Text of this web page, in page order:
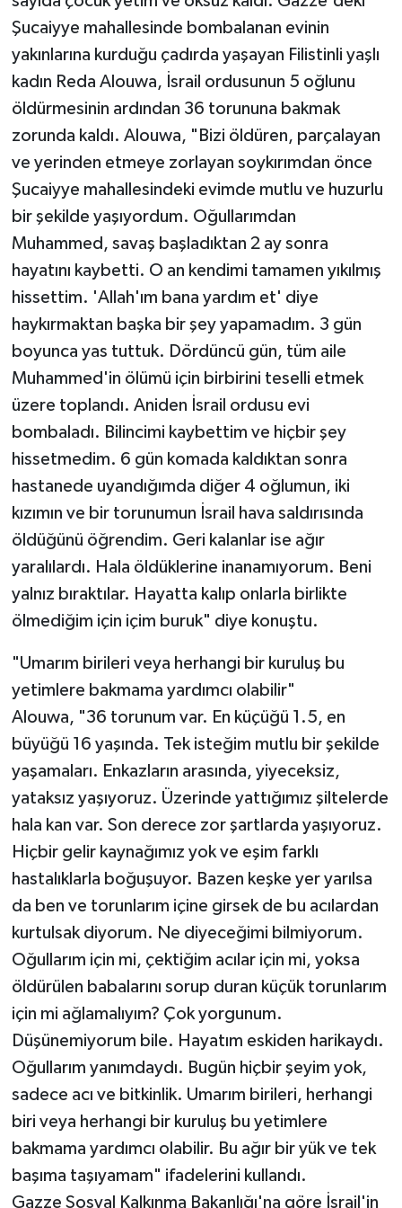
Şucaiyye mahallesinde bombalanan evinin
yakınlarına kurduğu çadırda yaşayan Filistinli yaşlı
kadın Reda Alouwa, İsrail ordusunun 5 oğlunu
öldürmesinin ardından 36 torununa bakmak
zorunda kaldı. Alouwa, "Bizi öldüren, parçalayan
ve yerinden etmeye zorlayan soykırımdan önce
Şucaiyye mahallesindeki evimde mutlu ve huzurlu
bir şekilde yaşıyordum. Oğullarımdan
Muhammed, savaş başladıktan 2 ay sonra
hayatını kaybetti. O an kendimi tamamen yıkılmış
hissettim. 'Allah'ım bana yardım et' diye
haykırmaktan başka bir şey yapamadım. 3 gün
boyunca yas tuttuk. Dördüncü gün, tüm aile
Muhammed'in ölümü için birbirini teselli etmek
üzere toplandı. Aniden İsrail ordusu evi
bombaladı. Bilincimi kaybettim ve hiçbir şey
hissetmedim. 6 gün komada kaldıktan sonra
hastanede uyandığımda diğer 4 oğlumun, iki
kızımın ve bir torunumun İsrail hava saldırısında
öldüğünü öğrendim. Geri kalanlar ise ağır
yaralılardı. Hala öldüklerine inanamıyorum. Beni
yalnız bıraktılar. Hayatta kalıp onlarla birlikte
ölmediğim için içim buruk" diye konuştu.
"Umarım birileri veya herhangi bir kuruluş bu
yetimlere bakmama yardımcı olabilir"
Alouwa, "36 torunum var. En küçüğü 1.5, en
büyüğü 16 yaşında. Tek isteğim mutlu bir şekilde
yaşamaları. Enkazların arasında, yiyeceksiz,
yataksız yaşıyoruz. Üzerinde yattığımız şiltelerde
hala kan var. Son derece zor şartlarda yaşıyoruz.
Hiçbir gelir kaynağımız yok ve eşim farklı
hastalıklarla boğuşuyor. Bazen keşke yer yarılsa
da ben ve torunlarım içine girsek de bu acılardan
kurtulsak diyorum. Ne diyeceğimi bilmiyorum.
Oğullarım için mi, çektiğim acılar için mi, yoksa
öldürülen babalarını sorup duran küçük torunlarım
için mi ağlamalıyım? Çok yorgunum.
Düşünemiyorum bile. Hayatım eskiden harikaydı.
Oğullarım yanımdaydı. Bugün hiçbir şeyim yok,
sadece acı ve bitkinlik. Umarım birileri, herhangi
biri veya herhangi bir kuruluş bu yetimlere
bakmama yardımcı olabilir. Bu ağır bir yük ve tek
başıma taşıyamam" ifadelerini kullandı.
Gazze Sosyal Kalkınma Bakanlığı'na göre İsrail'in